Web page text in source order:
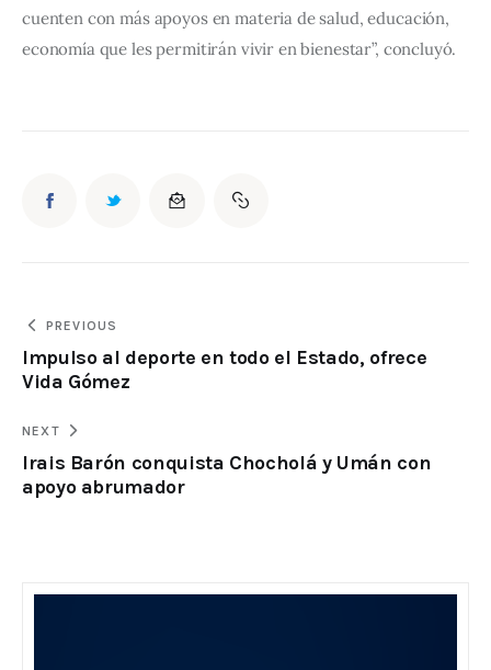
cuenten con más apoyos en materia de salud, educación,
economía que les permitirán vivir en bienestar”, concluyó.
PREVIOUS
Impulso al deporte en todo el Estado, ofrece
Vida Gómez
NEXT
Irais Barón conquista Chocholá y Umán con
apoyo abrumador